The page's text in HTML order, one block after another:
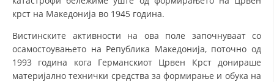
ИСТОРИЈАТ НА ЦКРМ
ИСТОРИЈАТ НА ДВИЖЕЊЕТО
крст на Македонија во 1945 година.
Вистинските активности на ова поле започнуваат со
осамостоувањето на Република Македонија, поточно од
1993 година кога Германскиот Црвен Крст донираше
материјално технички средства за формирање и обука на